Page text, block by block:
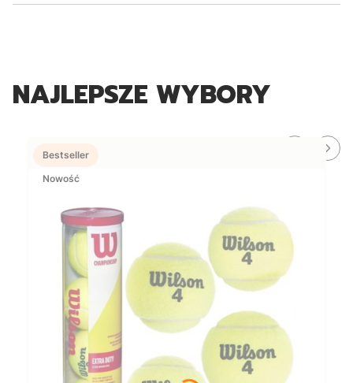
NAJLEPSZE WYBORY
Bestseller
Nowość